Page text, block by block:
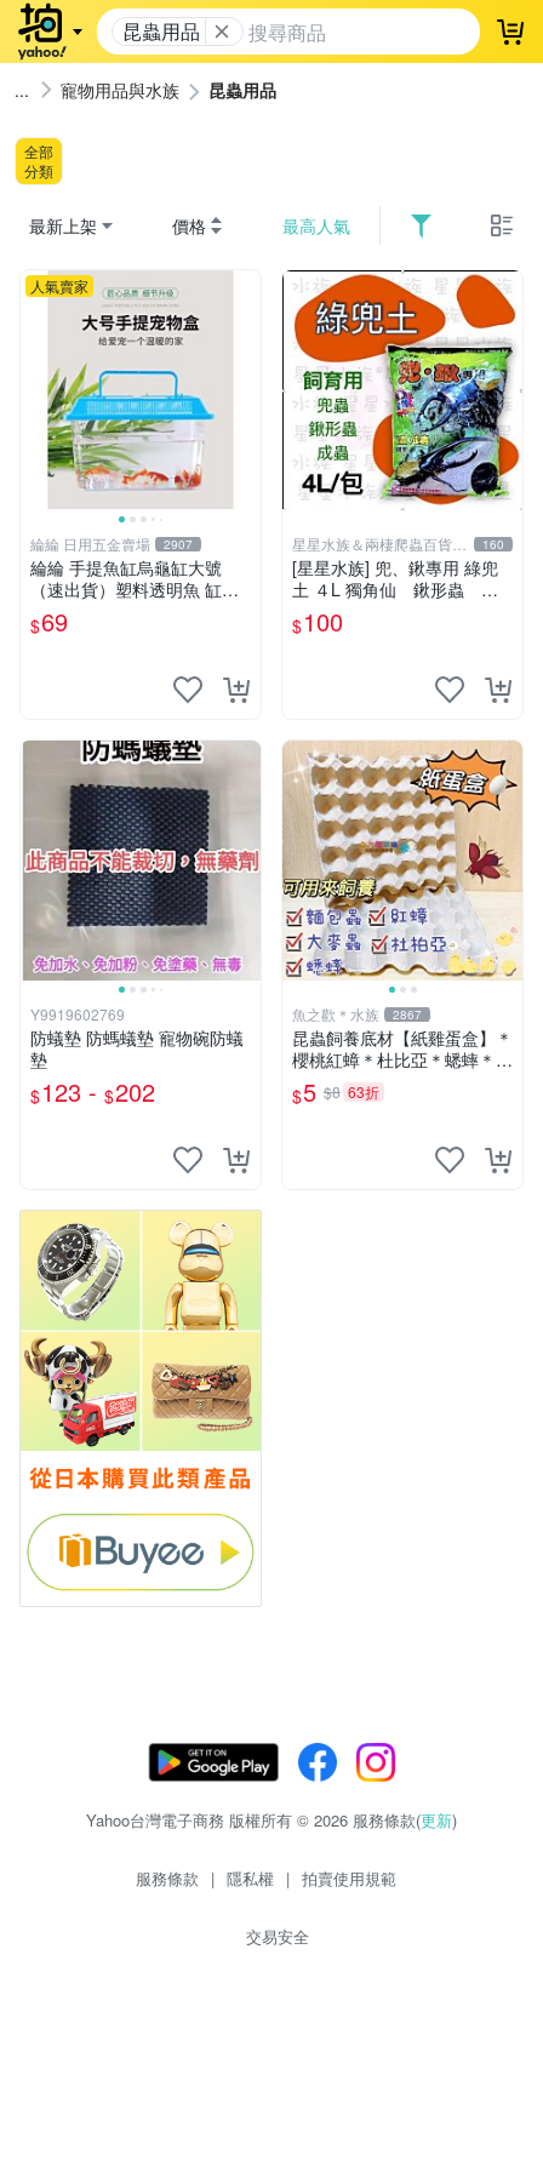
昆蟲用品 登
寵物用品與水族 昆蟲用品
全部
分類
最新上架 價格 最高人氣
人氣賣家
綸綸 日用五金賣場 2907
綸綸 手提魚缸烏龜缸大號
（速出貨）塑料透明魚 缸手
提魚盒烏龜盒寵物盒倉鼠盒
$69
星星水族＆兩棲爬蟲百貨
2.0
160
[星星水族] 兜、鍬專用 綠兜
土 ４L 獨角仙 鍬形蟲 兜
蟲 甲蟲 產卵、飼育、飼養
專用
$100
Y9919602769
防蟻墊 防螞蟻墊 寵物碗防蟻
墊
$123 - $202
魚之歡＊水族 2867
昆蟲飼養底材【紙雞蛋盒】＊
櫻桃紅蟑＊杜比亞＊蟋蟀＊飼
育＊魚之歡
$5 $8 63折
Yahoo台灣電子商務 版權所有 © 2026 服務條款(更新)
服務條款 | 隱私權 | 拍賣使用規範
交易安全